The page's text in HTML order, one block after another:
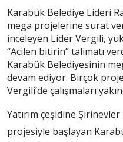
Karabük Belediye Lideri
mega projelerine sürat
inceleyen Lider Vergili,
“Acilen bitirin” talimatı
Karabük Belediyesinin
devam ediyor. Birçok
Vergili’de çalışmaları
Yatırım çeşidine
projesiyle başlayan